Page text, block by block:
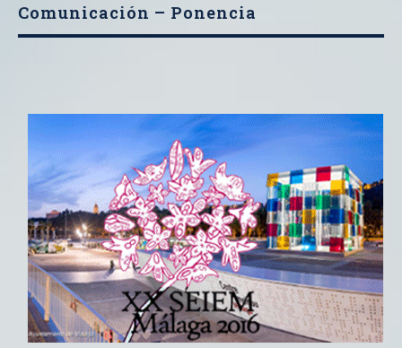
Comunicación – Ponencia